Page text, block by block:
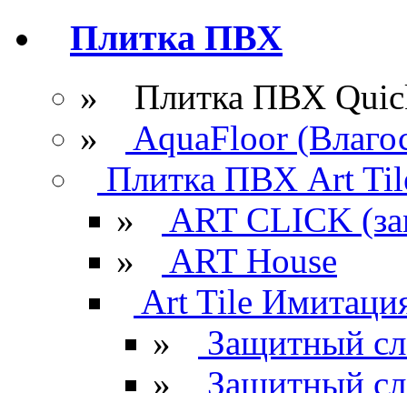
Плитка ПВХ
» Плитка ПВХ
»
AquaFloor
Плитка ПВХ Art
»
ART CLICK
»
ART House
Art Tile
»
Защитный
»
Защитный